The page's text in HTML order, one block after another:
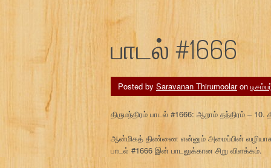
பாடல் #1666
Posted by Saravanan Thirumoolaron
திருமந்திரம் பாடல் #1666: ஆறாம் தந்திரம் –
ஆன்மிகத் திண்ணை என்னும் அமைப்பின் வழியாக
பாடல் #1666 இன் பாடலுக்கான சிறு விளக்கம்.